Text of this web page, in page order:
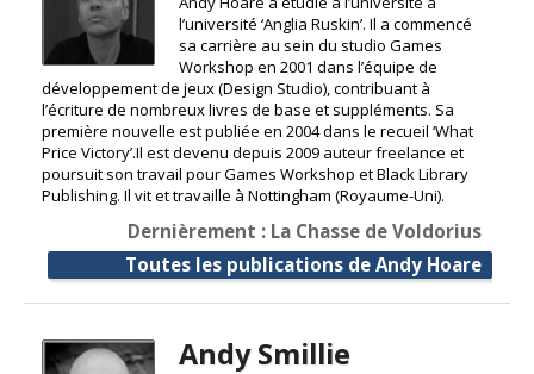
l’université ‘Anglia Ruskin’. Il a commencé
sa carrière au sein du studio Games
Workshop en 2001 dans l’équipe de
développement de jeux (Design Studio), contribuant à
l’écriture de nombreux livres de base et suppléments. Sa
première nouvelle est publiée en 2004 dans le recueil ‘What
Price Victory’.Il est devenu depuis 2009 auteur freelance et
poursuit son travail pour Games Workshop et Black Library
Publishing. Il vit et travaille à Nottingham (Royaume-Uni).
Dernièrement : La Chasse de Voldorius
Toutes les publications de Andy Hoare
Andy Smillie